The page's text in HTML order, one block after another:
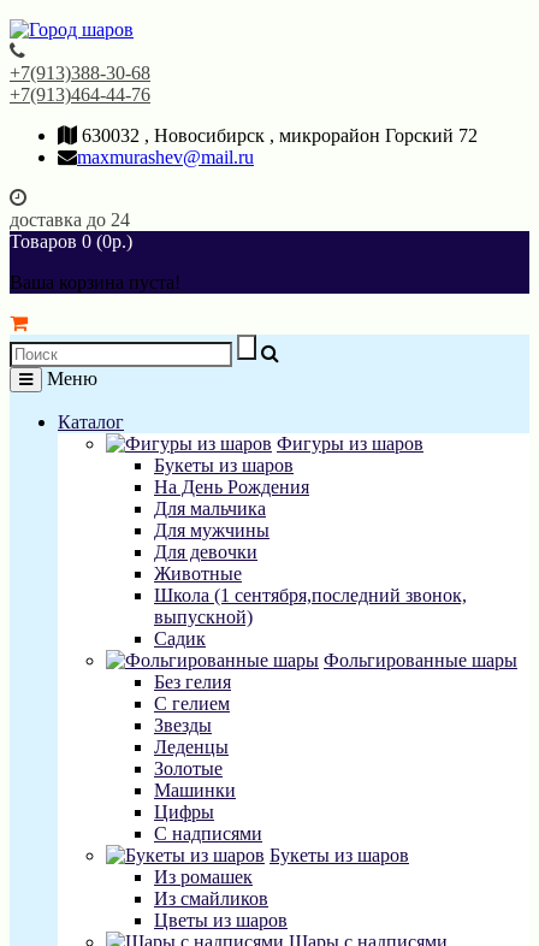
+7(913)388-30-68
+7(913)464-44-76
630032 , Новосибирск , микрорайон Горский 72
maxmurashev@mail.ru
доставка до 24
Товаров 0 (0р.)
Ваша корзина пуста!
Меню
Каталог
Фигуры из шаров
Букеты из шаров
На День Рождения
Для мальчика
Для мужчины
Для девочки
Животные
Школа (1 сентября,последний звонок,
выпускной)
Садик
Фольгированные шары
Без гелия
С гелием
Звезды
Леденцы
Золотые
Машинки
Цифры
С надписями
Букеты из шаров
Из ромашек
Из смайликов
Цветы из шаров
Шары с надписями